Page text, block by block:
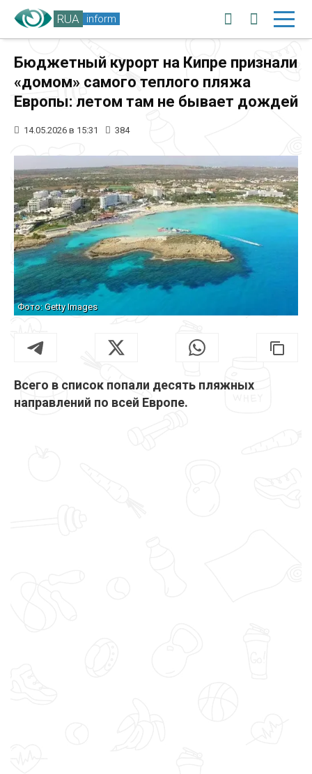
RUA inform
Бюджетный курорт на Кипре признали
«домом» самого теплого пляжа
Европы: летом там не бывает дождей
14.05.2026 в 15:31 384
Фото: Getty Images
Всего в список попали десять пляжных
направлений по всей Европе.